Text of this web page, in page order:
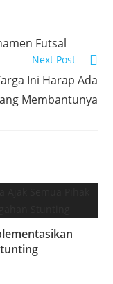
Futsal
Next Post
Ini Harap Ada
Membantunya